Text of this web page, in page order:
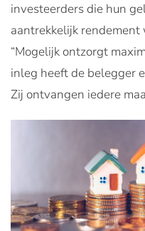
investeerders die hun
aantrekkelijk
“Mogelijk ontzorgt
inleg heeft de belegger
Zij ontvangen iedere